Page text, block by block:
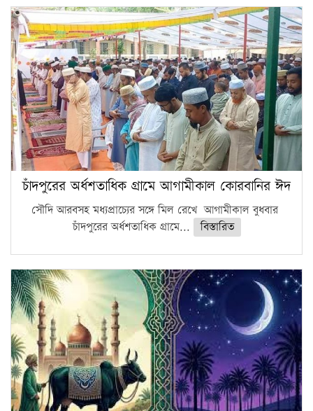
চাঁদপুরের অর্ধশতাধিক গ্রামে আগামীকাল কোরবানির ঈদ
সৌদি আরবসহ মধ্যপ্রাচ্যের সঙ্গে মিল রেখে আগামীকাল বুধবার
চাঁদপুরের অর্ধশতাধিক গ্রামে...
বিস্তারিত